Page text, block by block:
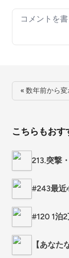
Your
« 数年前から
こちらもおす
213.突撃
#243最近
#120 1泊
【あな